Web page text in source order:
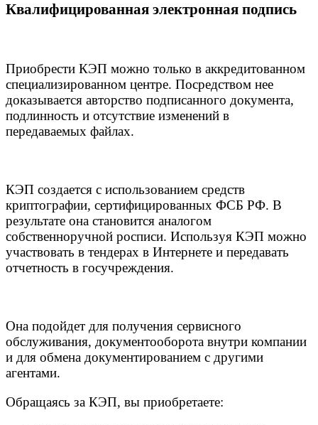
Квалифицированная электронная подпись
Приобрести КЭП можно только в аккредитованном
специализированном центре. Посредством нее
доказывается авторство подписанного документа,
подлинность и отсутствие изменений в
передаваемых файлах.
КЭП создается с использованием средств
криптографии, сертифицированных ФСБ РФ. В
результате она становится аналогом
собственноручной росписи. Используя КЭП можно
участвовать в тендерах в Интернете и передавать
отчетность в госучреждения.
Она подойдет для получения сервисного
обслуживания, документооборота внутри компании
и для обмена документированием с другими
агентами.
Обращаясь за КЭП, вы приобретаете: